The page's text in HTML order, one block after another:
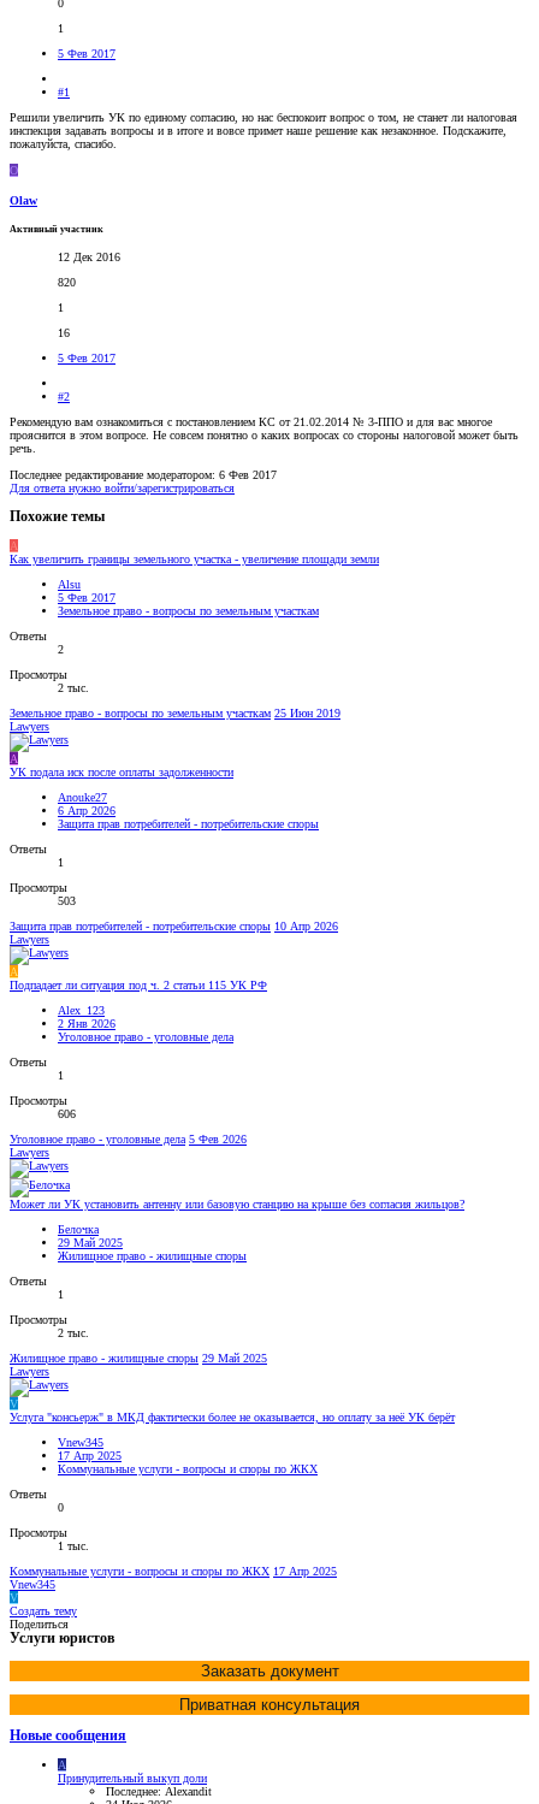
0
1
5 Фев 2017
#1
Решили увеличить УК по единому согласию, но нас беспокоит вопрос о том, не станет ли налоговая
инспекция задавать вопросы и в итоге и вовсе примет наше решение как незаконное. Подскажите,
пожалуйста, спасибо.
O
Olaw
Активный участник
12 Дек 2016
820
1
16
5 Фев 2017
#2
Рекомендую вам ознакомиться с постановлением КС от 21.02.2014 № 3-ППО и для вас многое
прояснится в этом вопросе. Не совсем понятно о каких вопросах со стороны налоговой может быть
речь.
Последнее редактирование модератором: 6 Фев 2017
Для ответа нужно войти/зарегистрироваться
Похожие темы
A
Как увеличить границы земельного участка - увеличение площади земли
Alsu
5 Фев 2017
Земельное право - вопросы по земельным участкам
Ответы
2
Просмотры
2 тыс.
Земельное право - вопросы по земельным участкам 25 Июн 2019
Lawyers
A
УК подала иск после оплаты задолженности
Anouke27
6 Апр 2026
Защита прав потребителей - потребительские споры
Ответы
1
Просмотры
503
Защита прав потребителей - потребительские споры 10 Апр 2026
Lawyers
A
Подпадает ли ситуация под ч. 2 статьи 115 УК РФ
Alex_123
2 Янв 2026
Уголовное право - уголовные дела
Ответы
1
Просмотры
606
Уголовное право - уголовные дела 5 Фев 2026
Lawyers
Может ли УК установить антенну или базовую станцию на крыше без согласия жильцов?
Белочка
29 Май 2025
Жилищное право - жилищные споры
Ответы
1
Просмотры
2 тыс.
Жилищное право - жилищные споры 29 Май 2025
Lawyers
V
Услуга "консьерж" в МКД фактически более не оказывается, но оплату за неё УК берёт
Vnew345
17 Апр 2025
Коммунальные услуги - вопросы и споры по ЖКХ
Ответы
0
Просмотры
1 тыс.
Коммунальные услуги - вопросы и споры по ЖКХ 17 Апр 2025
Vnew345
V
Создать тему
Поделиться
Услуги юристов
Заказать документ
Приватная консультация
Новые сообщения
A
Принудительный выкуп доли
Последнее: Alexandit